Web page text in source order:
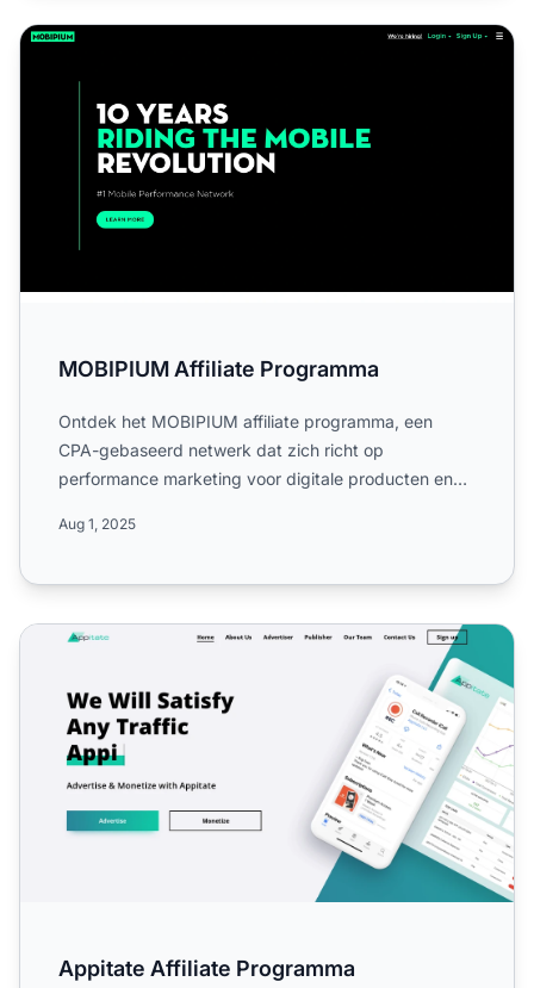
MOBIPIUM Affiliate Programma
MOBIPIUM Affiliate Programma
Ontdek het MOBIPIUM affiliate programma, een
CPA-gebaseerd netwerk dat zich richt op
performance marketing voor digitale producten en
Aug 1, 2025
Appitate Affiliate Programma
Appitate Affiliate Programma